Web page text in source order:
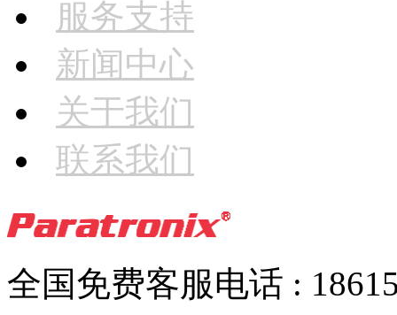
服务支持
新闻中心
关于我们
联系我们
全国免费客服电话 :